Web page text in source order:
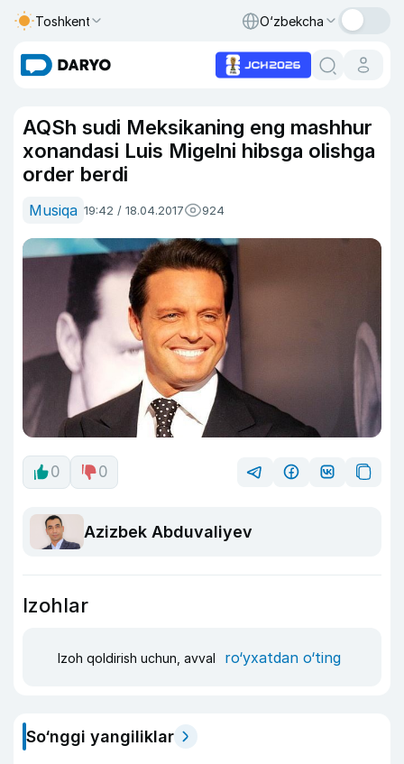
Toshkent O‘zbekcha
AQSh sudi Meksikaning eng mashhur
xonandasi Luis Migelni hibsga olishga
order berdi
Musiqa 19:42 / 18.04.2017 924
0 0
Azizbek Abduvaliyev
Izohlar
Izoh qoldirish uchun, avval ro‘yxatdan o‘ting
So‘nggi yangiliklar